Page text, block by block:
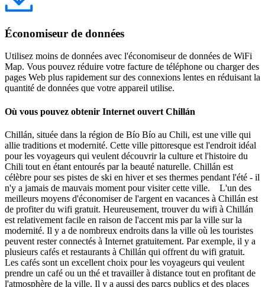
Économiseur de données
Utilisez moins de données avec l'économiseur de données de WiFi
Map. Vous pouvez réduire votre facture de téléphone ou charger des
pages Web plus rapidement sur des connexions lentes en réduisant la
quantité de données que votre appareil utilise.
Où vous pouvez obtenir Internet ouvert Chillán
Chillán, située dans la région de Bío Bío au Chili, est une ville qui
allie traditions et modernité. Cette ville pittoresque est l'endroit idéal
pour les voyageurs qui veulent découvrir la culture et l'histoire du
Chili tout en étant entourés par la beauté naturelle. Chillán est
célèbre pour ses pistes de ski en hiver et ses thermes pendant l'été - il
n'y a jamais de mauvais moment pour visiter cette ville. L'un des
meilleurs moyens d'économiser de l'argent en vacances à Chillán est
de profiter du wifi gratuit. Heureusement, trouver du wifi à Chillán
est relativement facile en raison de l'accent mis par la ville sur la
modernité. Il y a de nombreux endroits dans la ville où les touristes
peuvent rester connectés à Internet gratuitement. Par exemple, il y a
plusieurs cafés et restaurants à Chillán qui offrent du wifi gratuit.
Les cafés sont un excellent choix pour les voyageurs qui veulent
prendre un café ou un thé et travailler à distance tout en profitant de
l'atmosphère de la ville. Il y a aussi des parcs publics et des places